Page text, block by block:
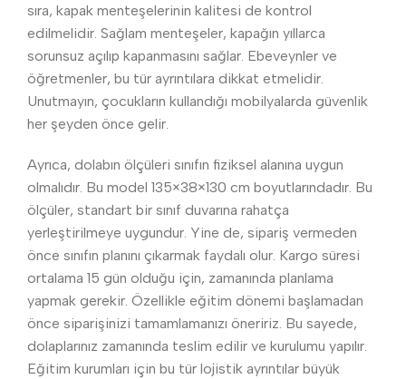
sıra, kapak menteşelerinin kalitesi de kontrol
edilmelidir. Sağlam menteşeler, kapağın yıllarca
sorunsuz açılıp kapanmasını sağlar. Ebeveynler ve
öğretmenler, bu tür ayrıntılara dikkat etmelidir.
Unutmayın, çocukların kullandığı mobilyalarda güvenlik
her şeyden önce gelir.
Ayrıca, dolabın ölçüleri sınıfın fiziksel alanına uygun
olmalıdır. Bu model 135×38×130 cm boyutlarındadır. Bu
ölçüler, standart bir sınıf duvarına rahatça
yerleştirilmeye uygundur. Yine de, sipariş vermeden
önce sınıfın planını çıkarmak faydalı olur. Kargo süresi
ortalama 15 gün olduğu için, zamanında planlama
yapmak gerekir. Özellikle eğitim dönemi başlamadan
önce siparişinizi tamamlamanızı öneririz. Bu sayede,
dolaplarınız zamanında teslim edilir ve kurulumu yapılır.
Eğitim kurumları için bu tür lojistik ayrıntılar büyük